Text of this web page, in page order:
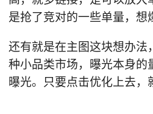
是抢了竞对的一些单量，想
还有就是在主图这块想办法
种小品类市场，曝光本身的
曝光。只要点击优化上去，